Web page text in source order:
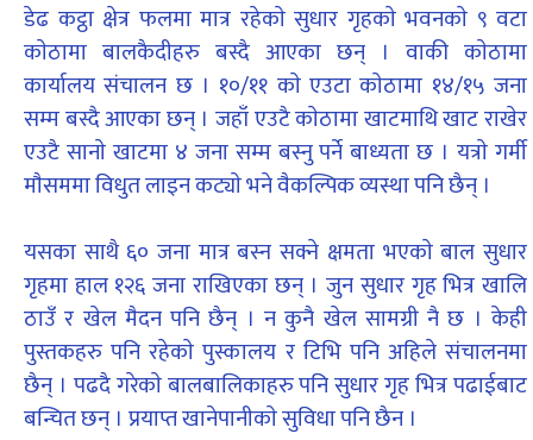
डेढ कट्ठा क्षेत्र फलमा मात्र रहेकाे सुधार गृहकाे भवनकाे ९ वटा
काेठामा बालकैदीहरु बस्दै आएका छन् । वाकी काेठामा
कार्यालय संचालन छ । १०/११ काे एउटा काेठामा १४/१५ जना
सम्म बस्दै आएका छन् । जहाँ एउटै काेठामा खाटमाथि खाट राखेर
एउटै सानाे खाटमा ४ जना सम्म बस्नु पर्ने बाध्यता छ । यत्राे गर्मी
माैसममा विधुत लाइन कट्याे भने वैकल्पिक व्यस्था पनि छैन् ।
यसका साथै ६० जना मात्र बस्न सक्ने क्षमता भएकाे बाल सुधार
गृहमा हाल १२६ जना राखिएका छन् । जुन सुधार गृह भित्र खालि
ठाउँ र खेल मैदन पनि छैन् । न कुनै खेल सामग्री नै छ । केही
पुस्तकहरु पनि रहेकाे पुस्कालय र टिभि पनि अहिले संचालनमा
छैन् । पढदै गरेकाे बालबालिकाहरु पनि सुधार गृह भित्र पढाईबाट
बन्चित छन् । प्रयाप्त खानेपानीकाे सुविधा पनि छैन ।